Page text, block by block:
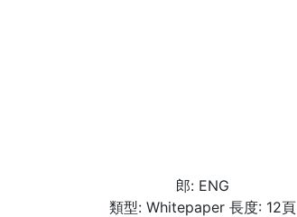
郎: ENG
類型: Whitepaper 長度: 12頁